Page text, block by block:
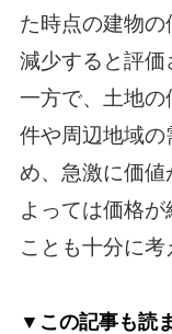
た時点の建物
減少すると評価
一方で、土地
件や周辺地域の
め、急激に価値
よっては価格
ことも十分に考
▼この記事も読